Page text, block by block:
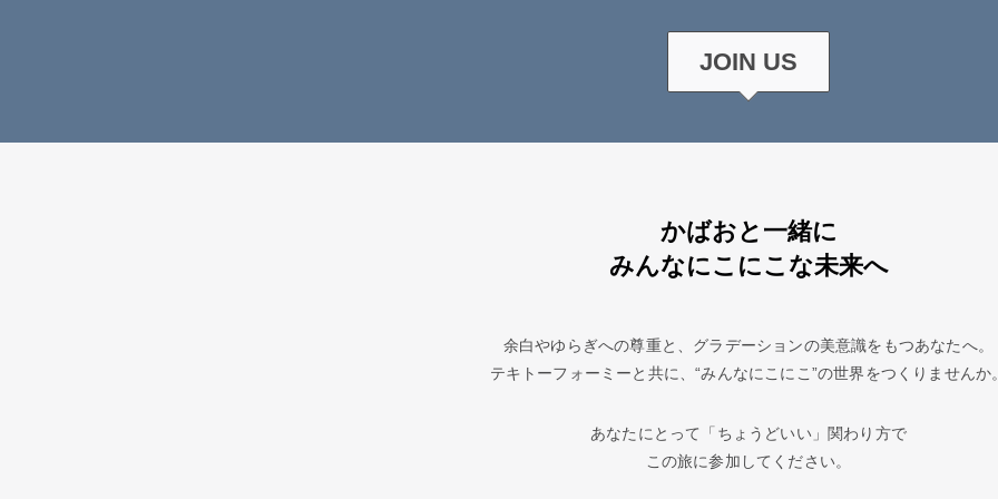
JOIN US
かばおと一緒に
みんなにこにこな未来へ
余白やゆらぎへの尊重と、グラデーションの美意識をもつあなたへ。
テキトーフォーミーと共に、“みんなにこにこ”の世界をつくりませんか
あなたにとって「ちょうどいい」関わり方で
この旅に参加してください。